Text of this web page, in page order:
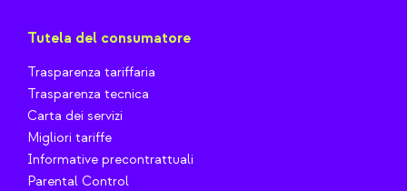
Tutela del consumatore
Trasparenza tariffaria
Trasparenza tecnica
Carta dei servizi
Migliori tariffe
Informative precontrattuali
Parental Control